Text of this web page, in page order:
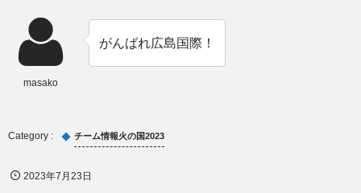
masako
がんばれ広島国際！
チーム情報火の国2023
2023年7月23日